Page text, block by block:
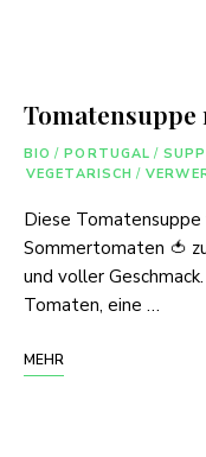
BIO / PORTUGAL /
VEGETARISCH /
Diese
Sommertomaten 🍅
und voller
Tomaten, eine …
MEHR